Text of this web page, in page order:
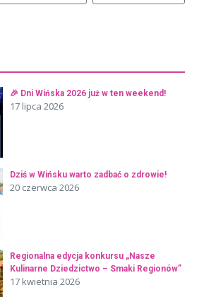
🎉 Dni Wińska 2026 już w ten weekend!
17 lipca 2026
Dziś w Wińsku warto zadbać o zdrowie!
20 czerwca 2026
Regionalna edycja konkursu „Nasze
Kulinarne Dziedzictwo – Smaki Regionów”
17 kwietnia 2026